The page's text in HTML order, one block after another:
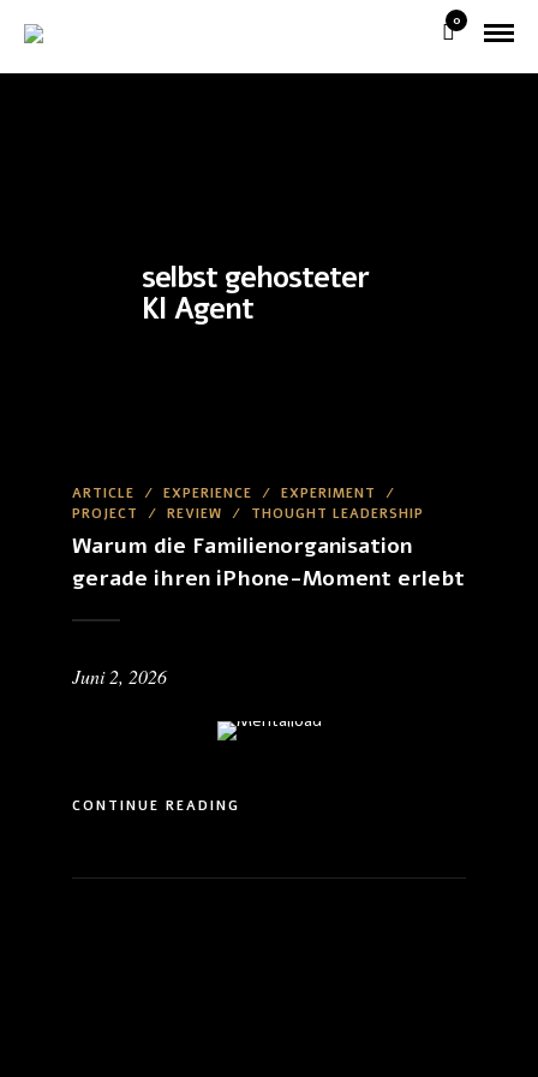
0
selbst gehosteter
KI Agent
ARTICLE / EXPERIENCE / EXPERIMENT
/
PROJECT
/ REVIEW / THOUGHT LEADERSHIP
Warum die Familienorganisation
gerade ihren iPhone-Moment erlebt
Juni 2, 2026
CONTINUE READING